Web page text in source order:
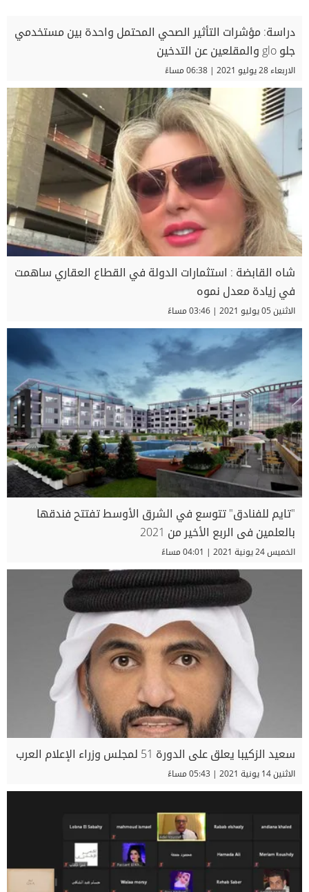
دراسة: مؤشرات التأثير الصحي المحتمل واحدة بين مستخدمي
جلو glo والمقلعين عن التدخين
الاربعاء 28 يوليو 2021 | 06:38 مساءً
شاه القابضة : استثمارات الدولة في القطاع العقاري ساهمت
في زيادة معدل نموه
الاثنين 05 يوليو 2021 | 03:46 مساءً
"تايم للفنادق" تتوسع في الشرق الأوسط تفتتح فندقها
بالعلمين فى الربع الأخير من 2021
الخميس 24 يونية 2021 | 04:01 مساءً
سعيد الزكيبا يعلق على الدورة 51 لمجلس وزراء الإعلام العرب
الاثنين 14 يونية 2021 | 05:43 مساءً